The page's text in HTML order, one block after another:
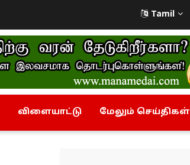
Tamil
விளையாட்டு மேலும் செய்திகள்